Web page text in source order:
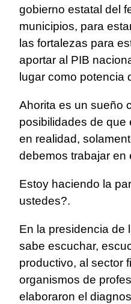
gobierno estatal del
municipios, para
las fortalezas para
aportar al PIB
lugar como potencia
Ahorita es un sueño
posibilidades de
en realidad,
debemos trabajar en
Estoy haciendo la
ustedes?.
En la presidencia de
sabe escuchar,
productivo, al sector
organismos de
elaboraron el